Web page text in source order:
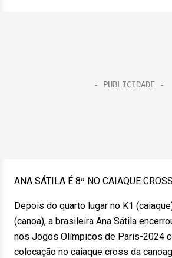
ANA SÁTILA É 8ª NO CAIAQUE CROSS
Depois do quarto lugar no K1
(canoa), a brasileira Ana Sátila
nos Jogos Olímpicos de Paris-2024
colocação no caiaque cross da